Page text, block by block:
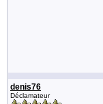
denis76
Déclamateur